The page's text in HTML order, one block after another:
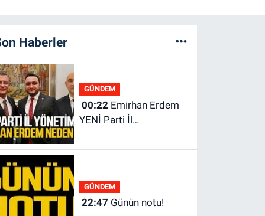
Haberler
GÜNDEM
00:22Emirhan Erdem
YENİ Parti İl
yok?
GÜNDEM
22:47 Günün notu!